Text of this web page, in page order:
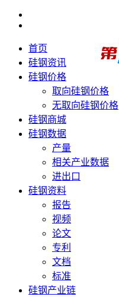
首页
硅钢资讯
硅钢价格
取向硅钢价格
无取向硅钢价格
硅钢商城
硅钢数据
产量
相关产业数据
进出口
硅钢资料
报告
视频
论文
专利
文档
标准
硅钢产业链